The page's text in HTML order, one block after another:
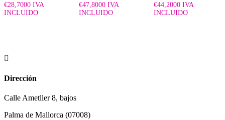
€28,7000 IVA
INCLUIDO
€47,8000 IVA
INCLUIDO
€44,2000 IVA
INCLUIDO

Dirección
Calle Ametller 8, bajos
Palma de Mallorca (07008)